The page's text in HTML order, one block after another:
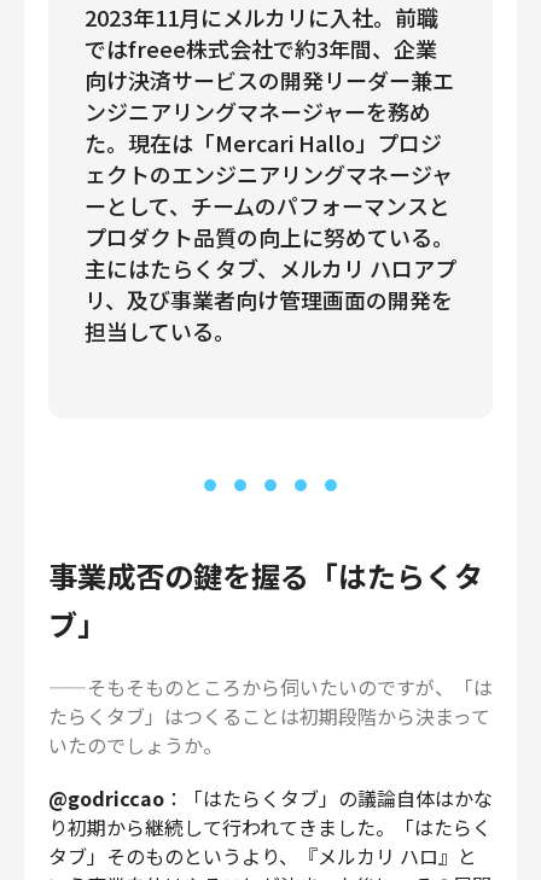
2023年11月にメルカリに入社。前職
ではfreee株式会社で約3年間、企業
向け決済サービスの開発リーダー兼エ
ンジニアリングマネージャーを務め
た。現在は「Mercari Hallo」プロジ
ェクトのエンジニアリングマネージャ
ーとして、チームのパフォーマンスと
プロダクト品質の向上に努めている。
主にはたらくタブ、メルカリ ハロアプ
リ、及び事業者向け管理画面の開発を
担当している。
事業成否の鍵を握る「はたらくタ
ブ」
——そもそものところから伺いたいのですが、「は
たらくタブ」はつくることは初期段階から決まって
いたのでしょうか。
@godriccao ：「はたらくタブ」の議論自体はかな
り初期から継続して行われてきました。「はたらく
タブ」そのものというより、『メルカリ ハロ』と